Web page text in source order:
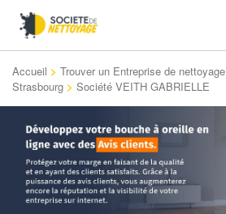
Accueil > Trouver un Entreprise de nettoyage
Strasbourg > Société VEITH GABRIELLE